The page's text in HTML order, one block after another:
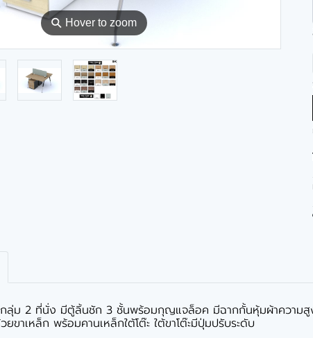
⚲ Hover to zoom
กลุ่ม 2 ที่นั่ง มีตู้ลิ้นชัก 3 ชั้นพร้อมกุญแจล็อค มีฉากกั้นหุ้มผ้าความสู
ขาเหล็ก พร้อมคานเหล็กใต้โต๊ะ ใต้ขาโต๊ะมีปุ่มปรับระดับ